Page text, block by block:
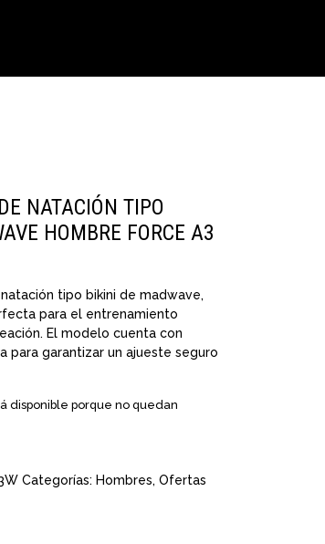
NATACIÓN TIPO
HOMBRE FORCE A3
tipo bikini de madwave,
para el entrenamiento
El modelo cuenta con
para garantizar un ajueste seguro
disponible porque no quedan
Categorías: Hombres, Ofertas